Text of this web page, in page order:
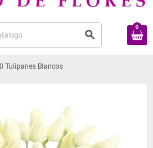
search
0
Tulipanes Blancos